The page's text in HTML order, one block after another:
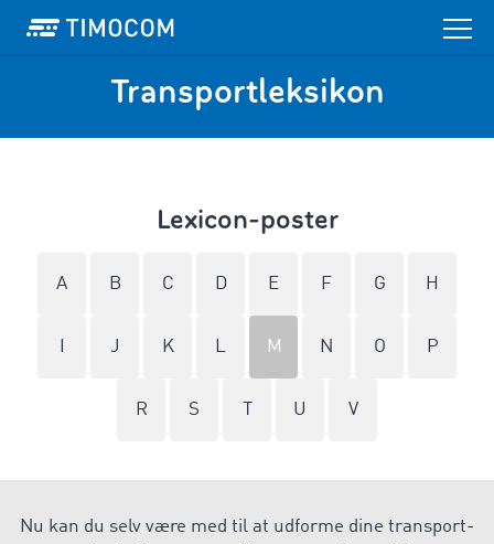
Transportleksikon
Lexicon-poster
A B C D E F G H
J K L M N O P
R S U V
Nu kan du selv være med til at udforme dine transport-